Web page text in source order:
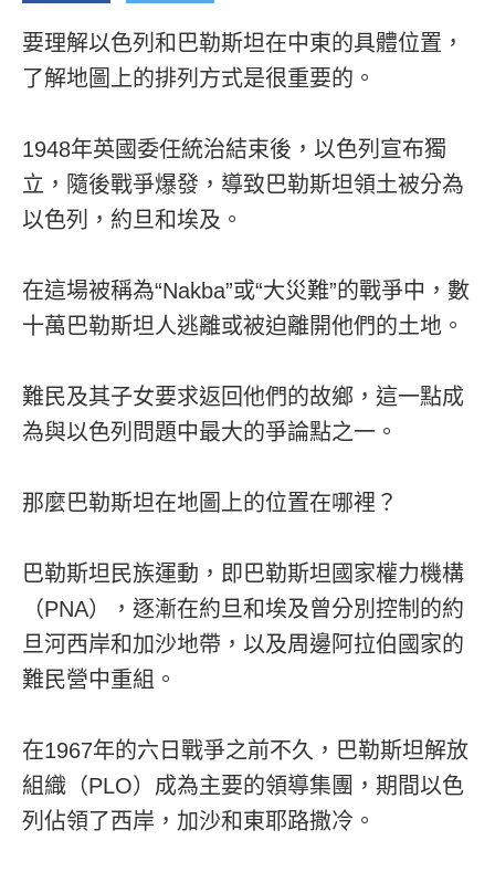
要理解以色列和巴勒斯坦在中東的具體位置，
了解地圖上的排列方式是很重要的。
1948年英國委任統治結束後，以色列宣布獨
立，隨後戰爭爆發，導致巴勒斯坦領土被分為
以色列，約旦和埃及。
在這場被稱為“Nakba”或“大災難”的戰爭中，數
十萬巴勒斯坦人逃離或被迫離開他們的土地。
難民及其子女要求返回他們的故鄉，這一點成
為與以色列問題中最大的爭論點之一。
那麼巴勒斯坦在地圖上的位置在哪裡？
巴勒斯坦民族運動，即巴勒斯坦國家權力機構
（PNA），逐漸在約旦和埃及曾分別控制的約
旦河西岸和加沙地帶，以及周邊阿拉伯國家的
難民營中重組。
在1967年的六日戰爭之前不久，巴勒斯坦解放
組織（PLO）成為主要的領導集團，期間以色
列佔領了西岸，加沙和東耶路撒冷。